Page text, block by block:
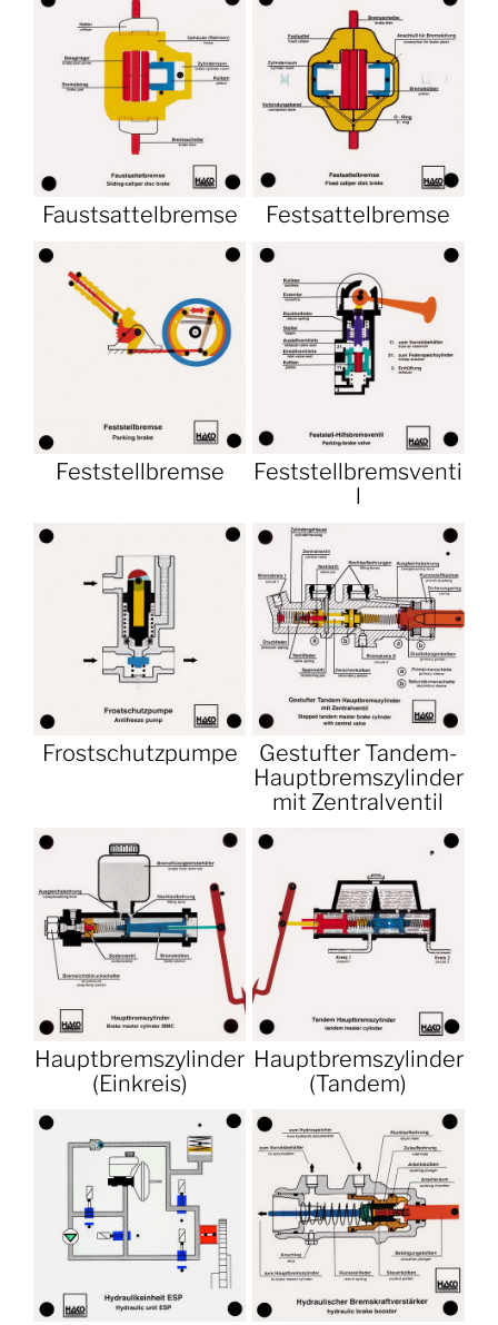
Faustsattelbremse Festsattelbremse
Feststellbremse
Feststellbremsventi
l
Frostschutzpumpe
Gestufter Tandem-
Hauptbremszylinder
mit Zentralventil
Hauptbremszylinder
(Einkreis)
Hauptbremszylinder
(Tandem)